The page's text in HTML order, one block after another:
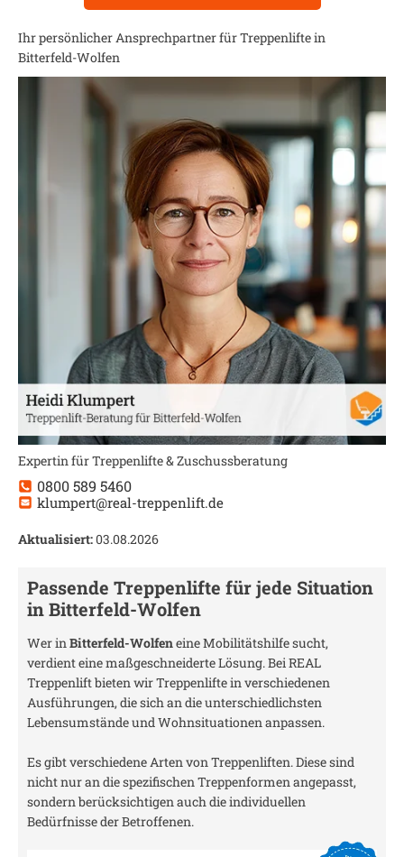
Ihr persönlicher Ansprechpartner für Treppenlifte in
Bitterfeld-Wolfen
Expertin für Treppenlifte & Zuschussberatung
0800 589 5460
klumpert@real-treppenlift.de
Aktualisiert:03.08.2026
Passende Treppenlifte für jede Situation
inBitterfeld-Wolfen
Wer inBitterfeld-Wolfeneine Mobilitätshilfe sucht,
verdient eine maßgeschneiderte Lösung. Bei REAL
Treppenlift bieten wir Treppenlifte in verschiedenen
Ausführungen, die sich an die unterschiedlichsten
Lebensumstände und Wohnsituationen anpassen.
Es gibt verschiedene Arten von Treppenliften. Diese sind
nicht nur an die spezifischen Treppenformen angepasst,
sondern berücksichtigen auch die individuellen
Bedürfnisse der Betroffenen.